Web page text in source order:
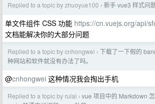
Replied to a topic by zhuoyue100 › 新手 vue3 样式问
单文件组件 CSS 功能 https://cn.vuejs.org/api/
文档能解决你的大部分问题
Replied to a topic by cnhongwei › 下载了一下假的
种网站和软件就没有办法了吗。
@cnhongwei 这种情况我会掏出手机
Replied to a topic by rulai › vue 项目中的 Markdown